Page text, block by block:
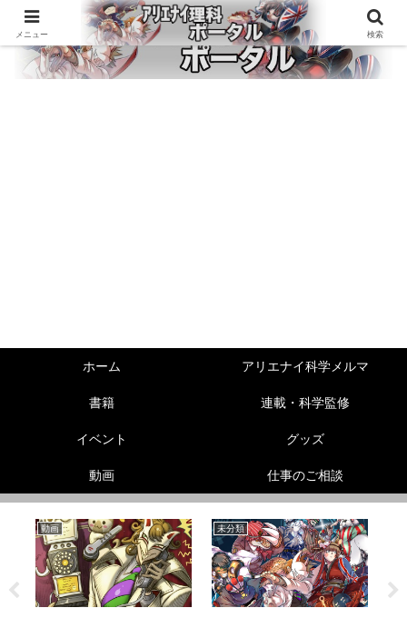
ホーム アリエナイ科学メルマ
書籍 連載・科学監修
イベント グッズ
動画 仕事のご相談
動画 未分類
メニュー 検索